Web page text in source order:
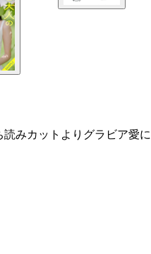
みカットよりグラビア愛